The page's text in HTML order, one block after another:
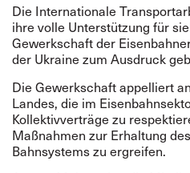
Die Internationale
ihre volle Unterstützung für
Gewerkschaft der
der Ukraine zum Ausdruck
Die Gewerkschaft appelliert
Landes, die im
Kollektivverträge zu
Maßnahmen zur Erhaltung
Bahnsystems zu ergreifen.